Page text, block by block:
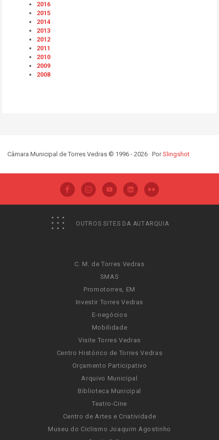
2016
2015
2014
2013
2012
2011
2010
2009
2008
Câmara Municipal de Torres Vedras © 1996 - 2026 · PorSlingshot
OUTROS SITES DA AUTARQUIA
C. M. de Torres Vedras
SMAS
Promotorres, EM
Investir Torres Vedras
E-negócios
Mobilidade
Visite Torres Vedras
Centro Histórico de Torres Vedras
Orçamento Participativo
Arquivo Municipal
Biblioteca Municipal
Teatro-Cine
Centro de Artes e Criatividade
Museu do Ciclismo Joaquim Agostinho